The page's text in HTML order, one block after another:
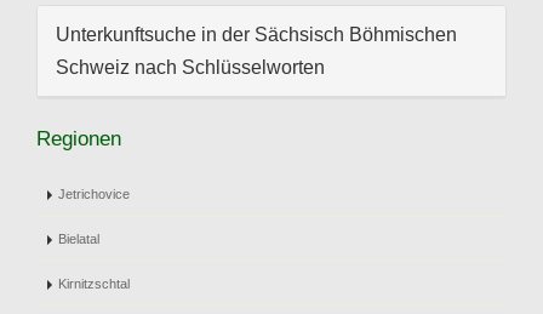
Unterkunftsuche in der Sächsisch Böhmischen
Schweiz nach Schlüsselworten
Regionen
Jetrichovice
Bielatal
Kirnitzschtal